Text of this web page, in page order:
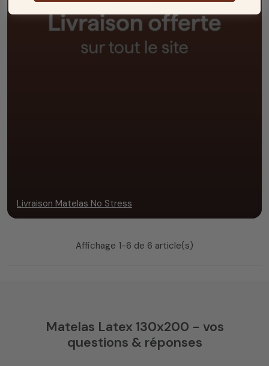
Livraison Matelas No Stress
Affichage 1-6 de 6 article(s)
Matelas Latex 130x200 - vos
questions & réponses